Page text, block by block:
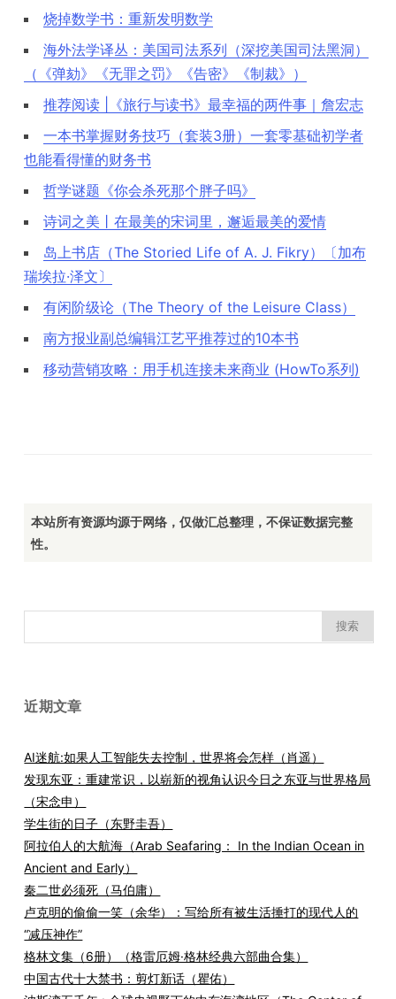
烧掉数学书：重新发明数学
海外法学译丛：美国司法系列（深挖美国司法黑洞）
（《弹劾》《无罪之罚》《告密》《制裁》）
推荐阅读 |《旅行与读书》最幸福的两件事｜詹宏志
一本书掌握财务技巧（套装3册）一套零基础初学者
也能看得懂的财务书
哲学谜题《你会杀死那个胖子吗》
诗词之美丨在最美的宋词里，邂逅最美的爱情
岛上书店（The Storied Life of A. J. Fikry）〔加布
瑞埃拉·泽文〕
有闲阶级论（The Theory of the Leisure Class）
南方报业副总编辑江艺平推荐过的10本书
移动营销攻略：用手机连接未来商业 (HowTo系列)
本站所有资源均源于网络，仅做汇总整理，不保证数据完整
性。
索：
近期文章
AI迷航:如果人工智能失去控制，世界将会怎样（肖遥）
发现东亚：重建常识，以崭新的视角认识今日之东亚与世界格局
（宋念申）
学生街的日子（东野圭吾）
阿拉伯人的大航海（Arab Seafaring： In the Indian Ocean in
Ancient and Early）
秦二世必须死（马伯庸）
卢克明的偷偷一笑（余华）：写给所有被生活捶打的现代人的
“减压神作”
格林文集（6册）（格雷厄姆·格林经典六部曲合集）
中国古代十大禁书：剪灯新话（瞿佑）